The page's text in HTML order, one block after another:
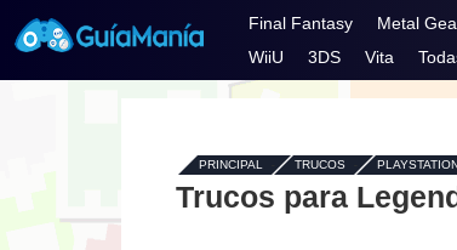
Final Fantasy Metal
WiiU
3DS Vita
PRINCIPAL - TRUCOS-
Trucos para